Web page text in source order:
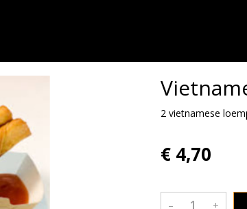
2 vietnamese
€ 4,70
– +